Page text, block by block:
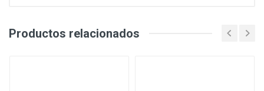
Productos relacionados